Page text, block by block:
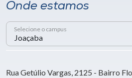
Onde estamos
Selecione o campus
Rua Getúlio Vargas, 2125 - Bairro